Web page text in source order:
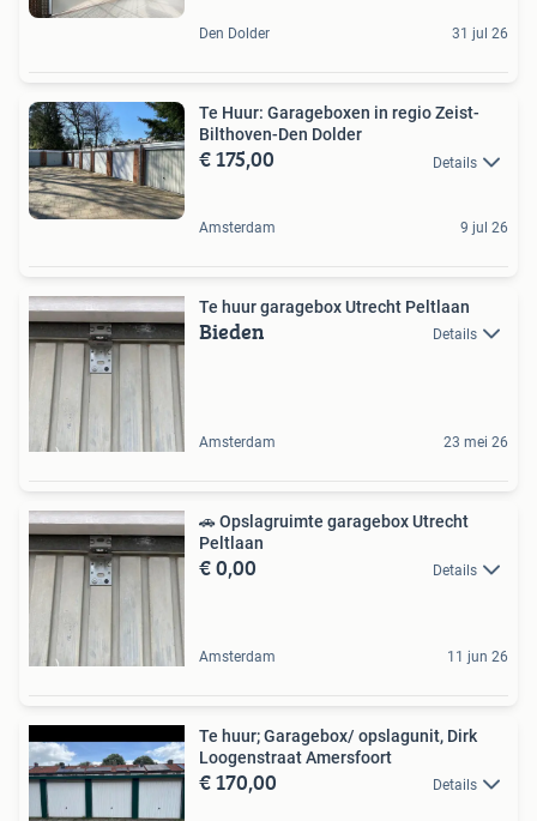
Den Dolder 31 jul 26
Te Huur: Garageboxen in regio Zeist-
Bilthoven-Den Dolder
€ 175,00 Details
Amsterdam 9 jul 26
Te huur garagebox Utrecht Peltlaan
Bieden Details
Amsterdam 23 mei 26
🚗 Opslagruimte garagebox Utrecht
Peltlaan
€ 0,00 Details
Amsterdam 11 jun 26
Te huur; Garagebox/ opslagunit, Dirk
Loogenstraat Amersfoort
€ 170,00 Details